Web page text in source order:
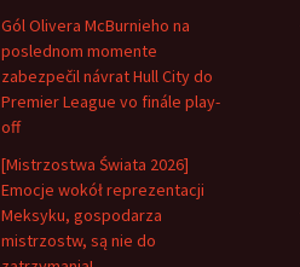
Gól Olivera McBurnieho na
poslednom momente
zabezpečil návrat Hull City do
Premier League vo finále play-
off
[Mistrzostwa Świata 2026]
Emocje wokół reprezentacji
Meksyku, gospodarza
mistrzostw, są nie do